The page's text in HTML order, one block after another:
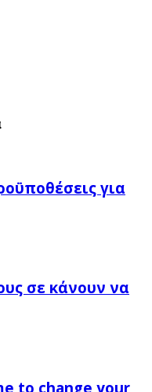
για
σε κάνουν να
to change your